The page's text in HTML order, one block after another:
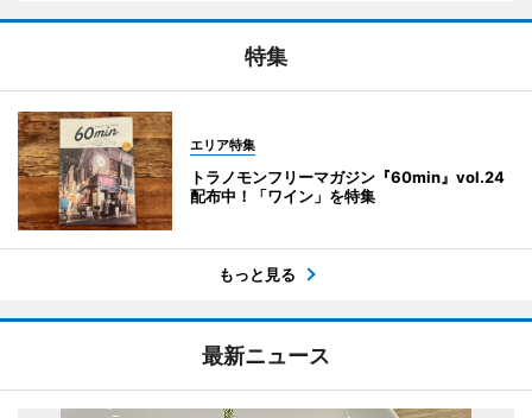
特集
エリア特集
トラノモンフリーマガジン『60min』vol.24
配布中！「ワイン」を特集
もっと見る
最新ニュース